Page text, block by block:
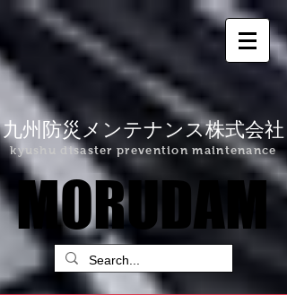
九州防災メンテナンス株式会社
kyushu disaster prevention maintenance
MORUDAM
MORUDAM